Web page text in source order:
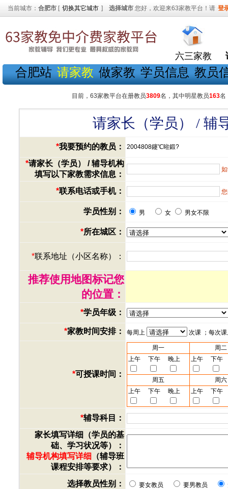
当前城市： 合肥市 [ 切换其它城市 ] 选择城市 您好，欢迎来63家教平台！请 登
六三家教
合肥站 请家教 做家教 学员信息 教员
目前，63家教平台在册教员3809名，其中明星教员163名
请家长（学员） / 辅
*我要预约的教员： 2004808鑳℃暀鍛?
*请家长（学员） / 辅导机构
填写以下家教需求信息：
*联系电话或手机：
学员性别： 男 女 男女不限
*所在城区：
*联系地址（小区名称）：
推荐使用地图标记您
的位置：
*学员年级：
*家教时间安排： 每周上 次课 ；每次
*可授课时间：
周一
周二
上午
下午 晚上 上午 下午
周五
周六
上午
下午 晚上 上午 下午
*辅导科目：
家长填写详细（学员的基
础、学习状况等）：
辅导机构填写详细 （辅导班
课程安排等要求）：
选择教员性别：
要女教员 要男教员